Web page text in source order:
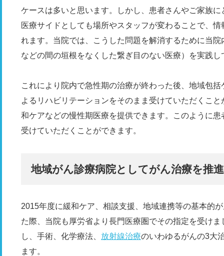
ケースは多いと思います。しかし、患者さんやご家族
医療サイドとしても場所やスタッフが変わることで、
れます。当院では、こうした問題を解消するために当
などの間の垣根をなくした繋ぎ目のない医療）を実践し
これにより院内で急性期の治療が終わった後、地域包
よるリハビリテーションをそのまま受けていただくこ
和ケアなどの慢性期医療を提供できます。このように
受けていただくことができます。
地域がん診療病院としてがん治療を推進
2015年度に緩和ケア、相談支援、地域連携等の基本的
た際、当院も厚労省より長門医療圏でその指定を受け
し、手術、化学療法、 放射線治療のいわゆるがんの3大
ます。